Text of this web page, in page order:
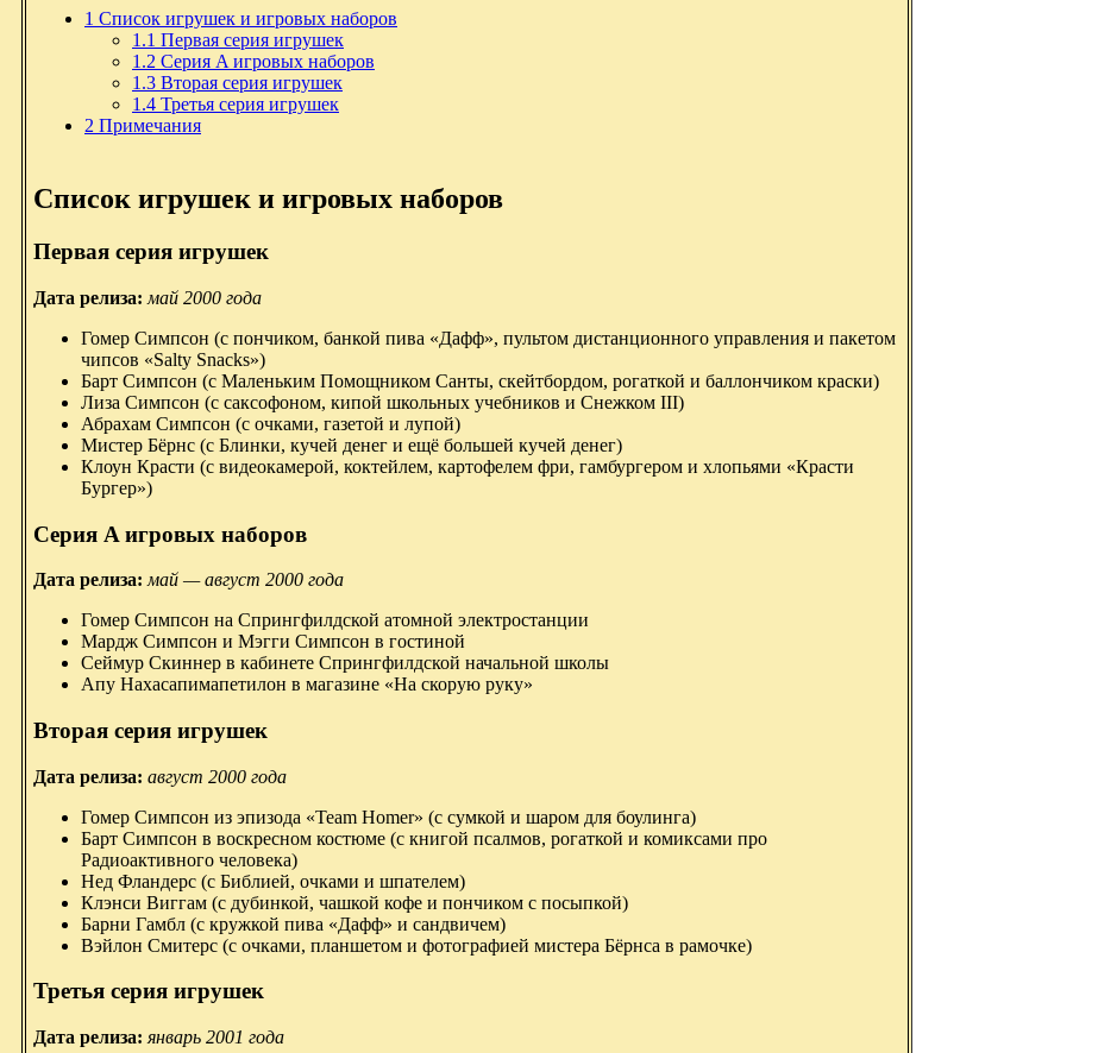
1 Список игрушек и игровых наборов
1.1 Первая серия игрушек
1.2 Серия A игровых наборов
1.3 Вторая серия игрушек
1.4 Третья серия игрушек
2 Примечания
Список игрушек и игровых наборов
Первая серия игрушек
Дата релиза: май 2000 года
Гомер Симпсон (с пончиком, банкой пива «Дафф», пультом дистанционного управления и пакетом
чипсов «Salty Snacks»)
Барт Симпсон (с Маленьким Помощником Санты, скейтбордом, рогаткой и баллончиком краски)
Лиза Симпсон (с саксофоном, кипой школьных учебников и Снежком III)
Абрахам Симпсон (с очками, газетой и лупой)
Мистер Бёрнс (с Блинки, кучей денег и ещё большей кучей денег)
Клоун Красти (с видеокамерой, коктейлем, картофелем фри, гамбургером и хлопьями «Красти
Бургер»)
Серия A игровых наборов
Дата релиза: май — август 2000 года
Гомер Симпсон на Спрингфилдской атомной электростанции
Мардж Симпсон и Мэгги Симпсон в гостиной
Сеймур Скиннер в кабинете Спрингфилдской начальной школы
Апу Нахасапимапетилон в магазине «На скорую руку»
Вторая серия игрушек
Дата релиза: август 2000 года
Гомер Симпсон из эпизода «Team Homer» (с сумкой и шаром для боулинга)
Барт Симпсон в воскресном костюме (с книгой псалмов, рогаткой и комиксами про
Радиоактивного человека)
Нед Фландерс (с Библией, очками и шпателем)
Клэнси Виггам (с дубинкой, чашкой кофе и пончиком с посыпкой)
Барни Гамбл (с кружкой пива «Дафф» и сандвичем)
Вэйлон Смитерс (с очками, планшетом и фотографией мистера Бёрнса в рамочке)
Третья серия игрушек
Дата релиза: январь 2001 года